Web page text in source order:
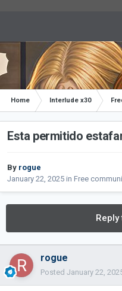
Home Interlude x30
Esta permitido
By rogue
January 22, 2025 in Free
rogue
Posted January 22,